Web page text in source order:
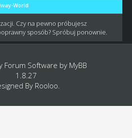
World
Czy na pewno próbujesz
sposób? Spróbuj ponownie.
Forum Software by MyBB
1.8.27
By Rooloo.